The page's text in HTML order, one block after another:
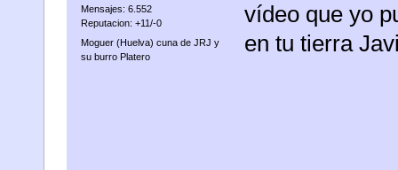
Mensajes: 6.552
Reputacion: +11/-0
Moguer (Huelva) cuna de JRJ y
su burro Platero
vídeo que yo
en tu tierra